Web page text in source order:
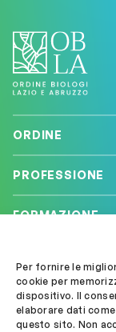
Per fornire le
cookie per
dispositivo. Il
elaborare dati
questo sito. Non
ORDINE
PROFESSIONE
FORMAZIONE
Segui OBLA su